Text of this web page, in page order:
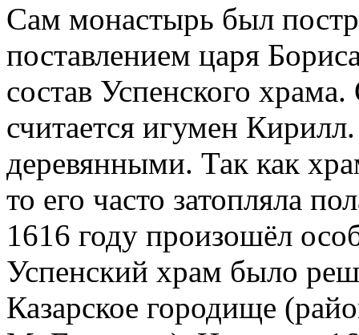
Сам монастырь был
поставлением царя
состав Успенского
считается игумен
деревянными. Так как
то его часто затопляла
1616 году произошёл
Успенский храм было
Казарское городище